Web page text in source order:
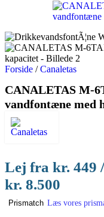
Forside / Canaletas
CANALETAS M-
vandfontæne med
Lej fra kr. 449
kr. 8.500
Prismatch Læs vores